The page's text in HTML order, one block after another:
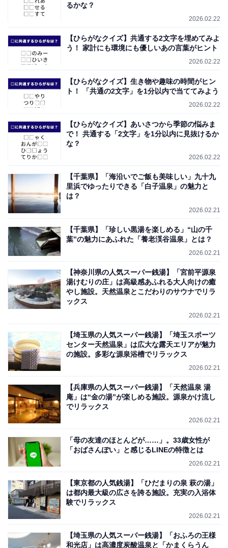
るかな？
2026.02.22
【ひらがなクイズ】共通する2文字を埋めてみよ
う！ 家計にも環境にも優しいあの言葉がヒント
2026.02.22
【ひらがなクイズ】生き物や趣味の時間がヒン
ト！ 「共通の2文字」を1分以内で当ててみよう
2026.02.22
【ひらがなクイズ】あいさつから季節の悩みま
で！ 共通する「2文字」を1分以内に見抜けるか
な？
2026.02.22
【千葉県】「海沿いでご飯も美味しい」九十九
里浜でゆったりできる「白子温泉」の魅力と
は？
2026.02.21
【千葉県】「珍しい黒湯を楽しめる」“山の千
葉”の魅力にあふれた「養老渓谷温泉」とは？
2026.02.21
【神奈川県の人気スーパー銭湯】「宮前平源泉
湯けむりの庄」は高級感あふれる大人向けの癒
やし施設。天然温泉とこだわりのサウナでリラ
ックス
2026.02.21
【埼玉県の人気スーパー銭湯】「埼玉スポーツ
センター天然温泉」は広大な露天エリアが魅力
の施設。多彩な源泉浴槽でリラックス
2026.02.21
【兵庫県の人気スーパー銭湯】「天然温泉 湯
庵」は“金の湯”が楽しめる施設。源泉かけ流し
でリラックス
2026.02.21
「母の友達のほとんどが……」。33歳女性が
「おばさんぽい」と感じるLINEの特徴とは
2026.02.21
【東京都の人気銭湯】「ひだまりの泉 萩の湯」
は都内最大級の広さを誇る施設。充実の入浴体
験でリラックス
2026.02.21
【埼玉県の人気スーパー銭湯】「おふろの王様
和光店」は高濃度炭酸温泉と「かまくらうん